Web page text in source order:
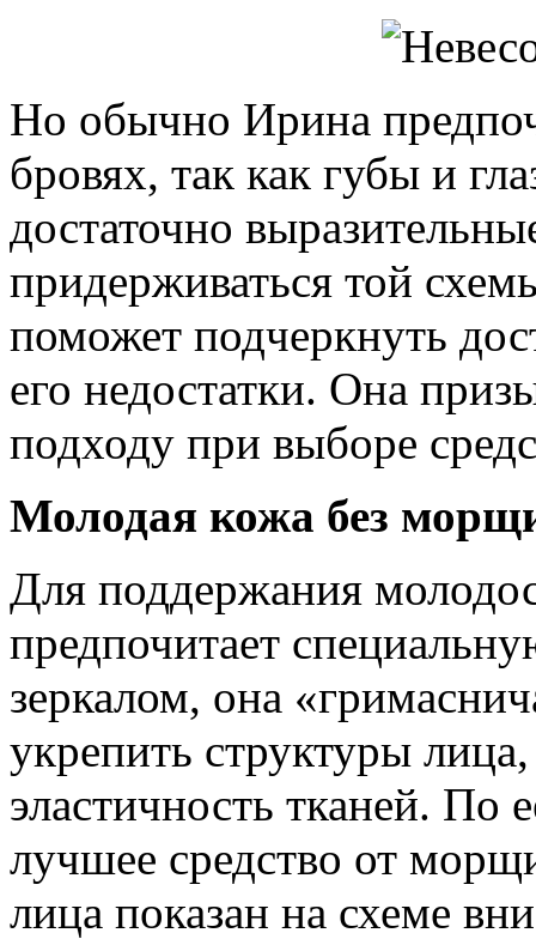
Но обычно Ирина
бровях, так как губы и
достаточно
придерживаться той
поможет подчеркнуть
его недостатки. Она
подходу при выборе
Молодая кожа без
Для поддержания
предпочитает
зеркалом, она
укрепить структуры
эластичность тканей. По
лучшее средство от
лица показан на схеме